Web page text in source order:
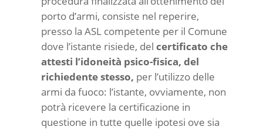
porto d’armi, consiste nel reperire,
presso la ASL competente per il Comune
dove l’istante risiede, del certificato che
attesti l’idoneità psico-fisica, del
richiedente stesso, per l’utilizzo delle
armi da fuoco: l’istante, ovviamente, non
potrà ricevere la certificazione in
questione in tutte quelle ipotesi ove sia